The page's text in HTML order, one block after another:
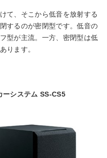
て、そこから低音を放射する
するのが密閉型です。低音の
型が主流。一方、密閉型は低
ります。
ーシステム SS-CS5